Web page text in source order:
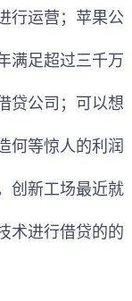
行运营；苹果公
满足超过三千万
贷公司；可以想
何等惊人的利润
创新工场最近就
术进行借贷的的